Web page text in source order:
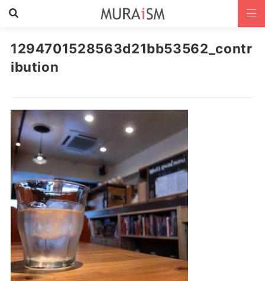
1294701528563d21bb53562_contr
ibution